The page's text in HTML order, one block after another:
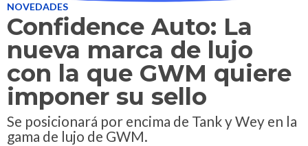
NOVEDADES
Confidence Auto: La
nueva marca de lujo
con la que GWM quiere
imponer su sello
Se posicionará por encima de Tank y Wey en la
gama de lujo de GWM.